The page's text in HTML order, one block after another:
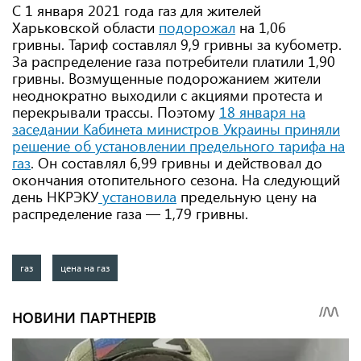
С 1 января 2021 года газ для жителей
Харьковской области подорожал на 1,06
гривны. Тариф составлял 9,9 гривны за кубометр.
За распределение газа потребители платили 1,90
гривны. Возмущенные подорожанием жители
неоднократно выходили с акциями протеста и
перекрывали трассы. Поэтому 18 января на
заседании Кабинета министров Украины приняли
решение об установлении предельного тарифа на
газ. Он составлял 6,99 гривны и действовал до
окончания отопительного сезона. На следующий
день НКРЭКУустановила предельную цену на
распределение газа — 1,79 гривны.
газ цена на газ